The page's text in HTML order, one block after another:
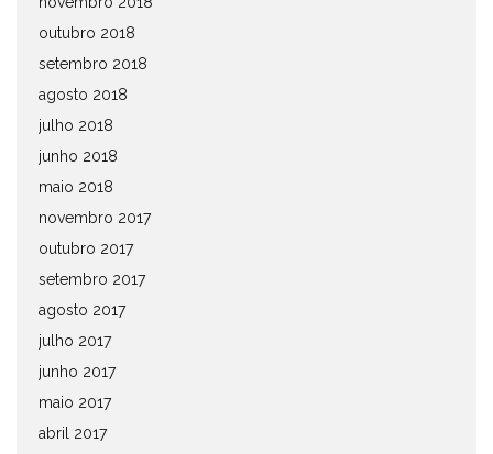
outubro 2018
setembro 2018
agosto 2018
julho 2018
junho 2018
maio 2018
novembro 2017
outubro 2017
setembro 2017
agosto 2017
julho 2017
junho 2017
maio 2017
abril 2017